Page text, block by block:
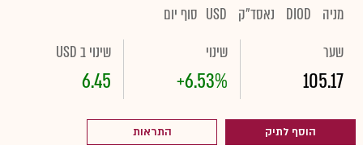
מניה
DIOD נאסד"ק USD סוף יום
שער
105.17
שינוי
+6.53%
שינוי ב USD
6.45
הוסף לתיק התראות